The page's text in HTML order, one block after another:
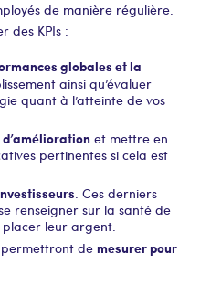
de manière régulière.
des KPIs :
globales et la
ainsi qu’évaluer
quant à l’atteinte de vos
et mettre en
pertinentes si cela est
. Ces derniers
renseigner sur la santé de
leur argent.
permettront de mesurer pour